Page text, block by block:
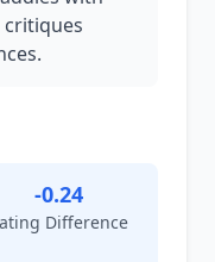
critiques
-0.24
Difference